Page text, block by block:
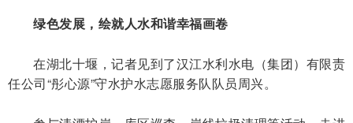
绿色发展，绘就人水和谐幸福画卷
在湖北十堰，记者见到了汉江水利水电（集团）有限责
任公司“彤心源”守水护水志愿服务队队员周兴。